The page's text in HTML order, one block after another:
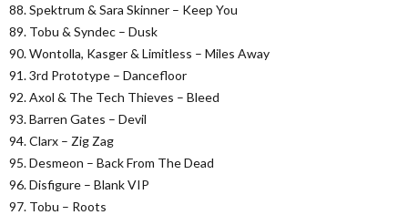
88. Spektrum & Sara Skinner – Keep You
89. Tobu & Syndec – Dusk
90. Wontolla, Kasger & Limitless – Miles Away
91. 3rd Prototype – Dancefloor
92. Axol & The Tech Thieves – Bleed
93. Barren Gates – Devil
94. Clarx – Zig Zag
95. Desmeon – Back From The Dead
96. Disfigure – Blank VIP
97. Tobu – Roots